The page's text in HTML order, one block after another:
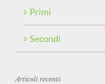
Primi
Secondi
Articoli recenti